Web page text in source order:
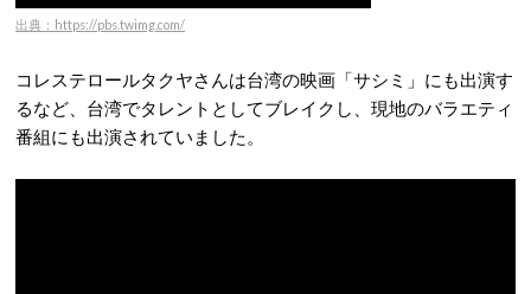
出典：https://pbs.twimg.com/
コレステロールタクヤさんは台湾の映画「サシミ」にも出演す
るなど、台湾でタレントとしてブレイクし、現地のバラエティ
番組にも出演されていました。